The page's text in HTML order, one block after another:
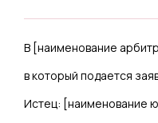
В [наименование
в который подается
Истец: [наименование